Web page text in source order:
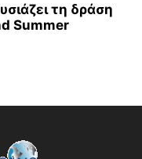
τη δράση
Summer